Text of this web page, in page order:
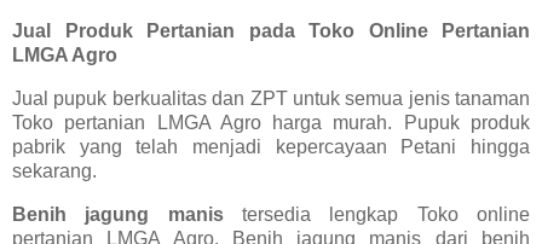
Jual Produk Pertanian pada Toko Online Pertanian
LMGA Agro
Jual pupuk berkualitas dan ZPT untuk semua jenis tanaman
Toko pertanian LMGA Agro harga murah. Pupuk produk
pabrik yang telah menjadi kepercayaan Petani hingga
sekarang.
Benih jagung manistersedia lengkap Toko online
pertanian LMGA Agro. Benih jagung manis dari benih